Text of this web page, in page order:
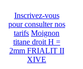
Inscrivez-vous
pour consulter nos
tarifs Moignon
titane droit H =
2mm FRIALIT II
XIVE